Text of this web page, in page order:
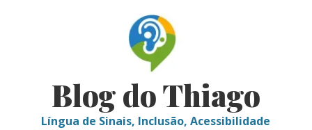
Blog do Thiago
Língua de Sinais, Inclusão, Acessibilidade